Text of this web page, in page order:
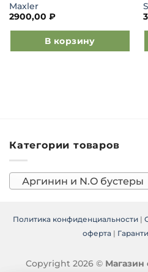
Maxler
2900,00 ₽
В корзину
Категории товаров
Аргинин и N.O бустеры
Политика конфиденциальности|
оферта |
Copyright 2026 © Магазин